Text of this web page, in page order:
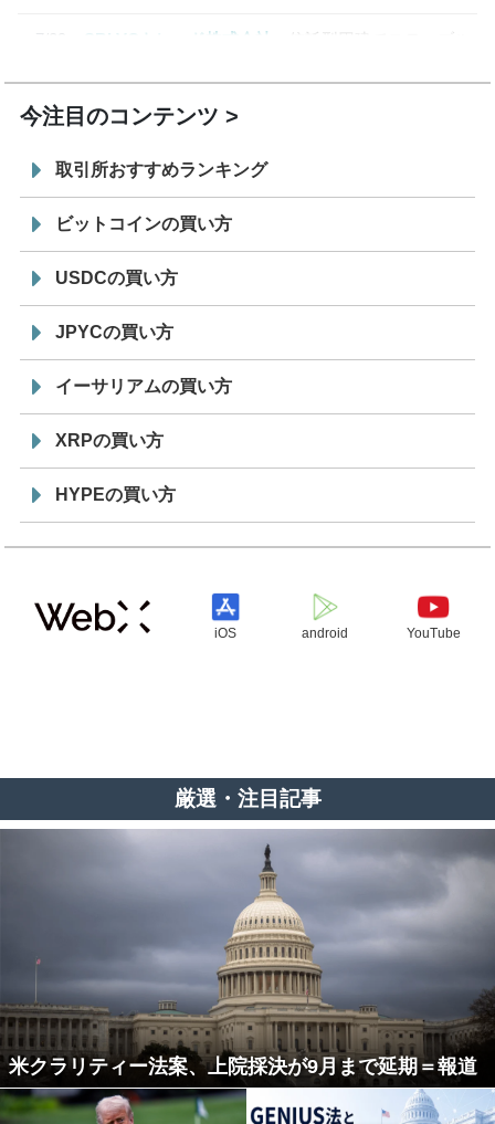
7/29
SBI VCトレード株式会社
信託型円建てステーブル
今注目のコンテンツ
取引所おすすめランキング
ビットコインの買い方
USDCの買い方
JPYCの買い方
イーサリアムの買い方
XRPの買い方
HYPEの買い方
iOS android YouTube
厳選・注目記事
米クラリティー法案、上院採決が9月まで延期＝報道